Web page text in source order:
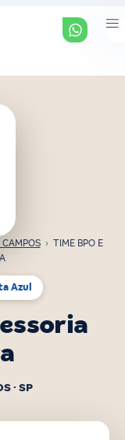
› TIME BPO E
Azul
· SP